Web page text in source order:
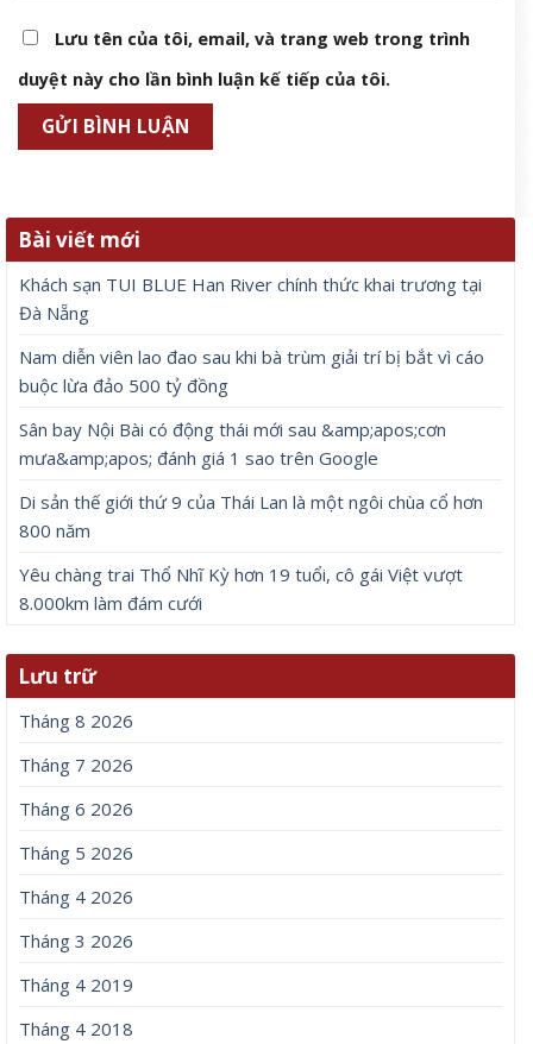
Lưu tên của tôi, email, và trang web trong trình
duyệt này cho lần bình luận kế tiếp của tôi.
Bài viết mới
Khách sạn TUI BLUE Han River chính thức khai trương tại
Đà Nẵng
Nam diễn viên lao đao sau khi bà trùm giải trí bị bắt vì cáo
buộc lừa đảo 500 tỷ đồng
Sân bay Nội Bài có động thái mới sau &amp;apos;cơn
mưa&amp;apos; đánh giá 1 sao trên Google
Di sản thế giới thứ 9 của Thái Lan là một ngôi chùa cổ hơn
800 năm
Yêu chàng trai Thổ Nhĩ Kỳ hơn 19 tuổi, cô gái Việt vượt
8.000km làm đám cưới
Lưu trữ
Tháng 8 2026
Tháng 7 2026
Tháng 6 2026
Tháng 5 2026
Tháng 4 2026
Tháng 3 2026
Tháng 4 2019
Tháng 4 2018